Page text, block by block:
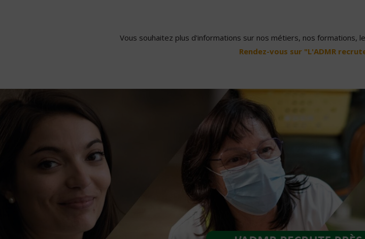
Vous souhaitez plus d'informations sur nos métiers, nos formations,
Rendez-vous sur "L'ADMR